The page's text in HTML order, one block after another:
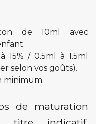
de 10ml avec
15% / 0.5ml à 1.5ml
selon vos goûts).
minimum.
de maturation